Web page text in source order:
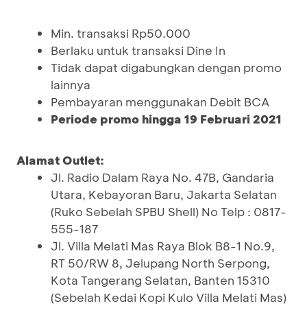
Min. transaksi Rp50.000
Berlaku untuk transaksi Dine In
Tidak dapat digabungkan dengan promo
lainnya
Pembayaran menggunakan Debit BCA
Periode promo hingga 19 Februari 2021
Alamat Outlet:
Jl. Radio Dalam Raya No. 47B, Gandaria
Utara, Kebayoran Baru, Jakarta Selatan
(Ruko Sebelah SPBU Shell) No Telp : 0817-
555-187
Jl. Villa Melati Mas Raya Blok B8-1 No.9,
RT 50/RW 8, Jelupang North Serpong,
Kota Tangerang Selatan, Banten 15310
(Sebelah Kedai Kopi Kulo Villa Melati Mas)